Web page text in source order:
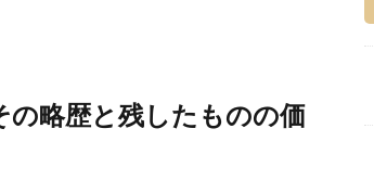
略歴と残したものの価